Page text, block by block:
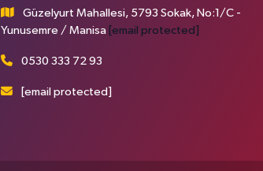
Güzelyurt Mahallesi, 5793 Sokak, No:1/C -
Yunusemre / Manisa [email protected]
0530 333 72 93
[email protected]